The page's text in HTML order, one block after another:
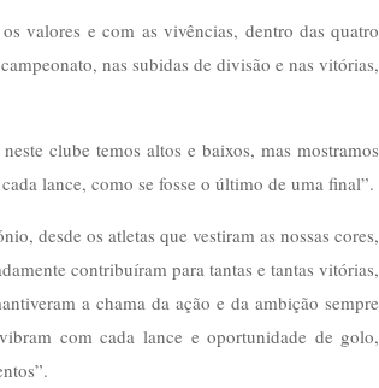
valores e com as vivências, dentro das quatro
nas subidas de divisão e nas vitórias,
clube temos altos e baixos, mas mostramos
lance, como se fosse o último de uma final”.
desde os atletas que vestiram as nossas cores,
contribuíram para tantas e tantas vitórias,
a chama da ação e da ambição sempre
com cada lance e oportunidade de golo,